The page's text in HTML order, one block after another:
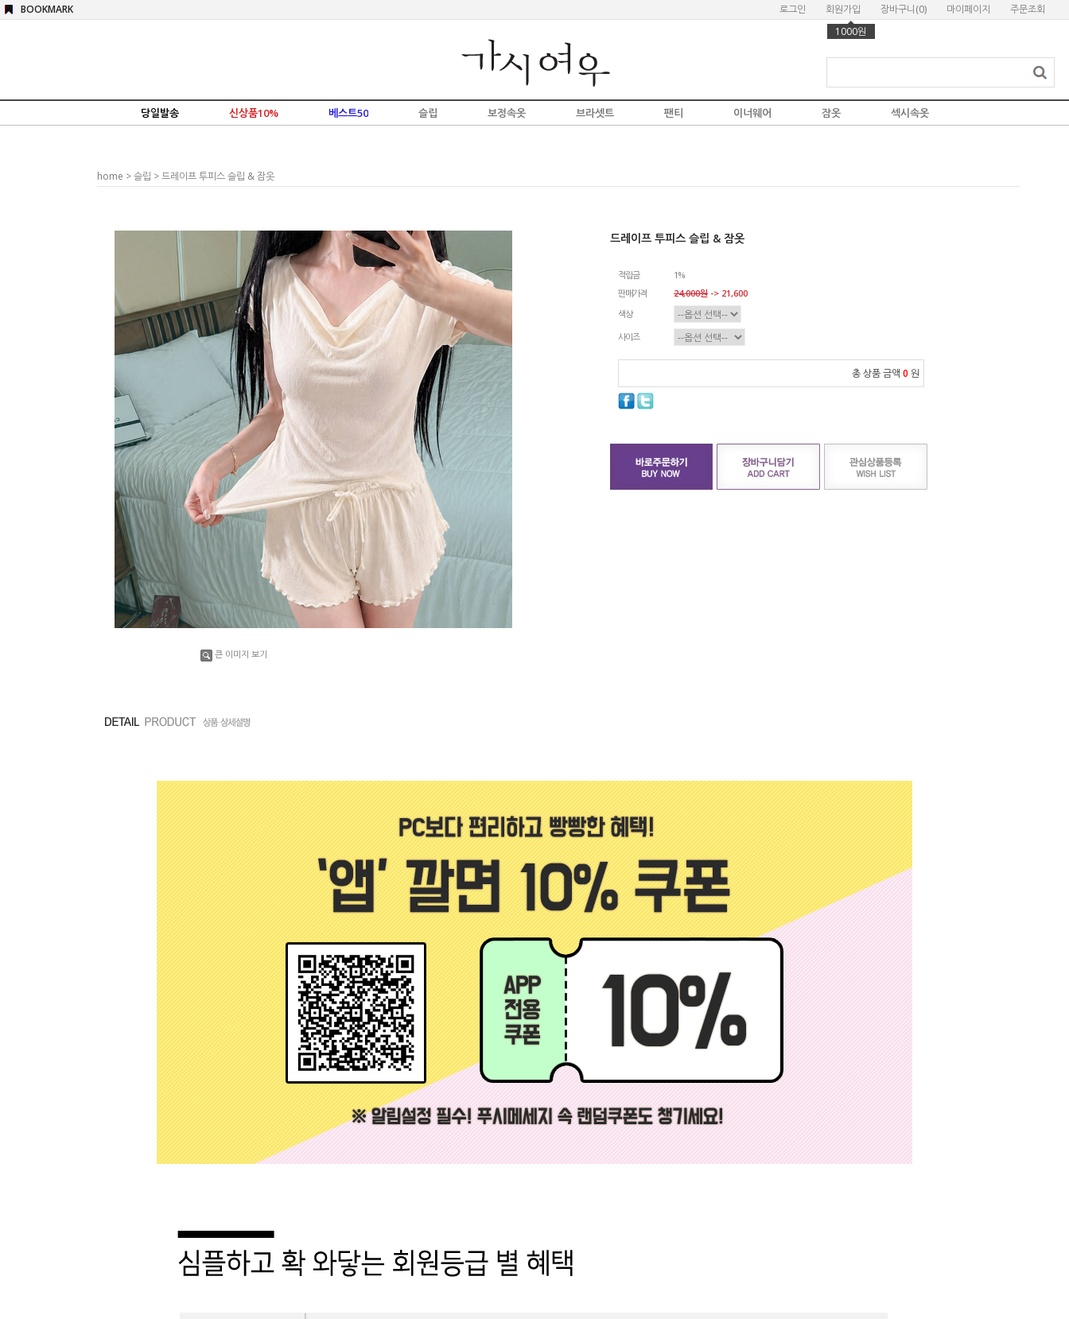
로그인
회원가입
1000원
장바구니(0) 마이페이지 주문조회
BOOKMARK
당일발송 신상품10% 베스트50 슬립 보정속옷 브라셋트 팬티 이너웨어 잠옷 섹시속옷
home >슬립 > 드레이프 투피스 슬립 & 잠옷
큰 이미지 보기
드레이프 투피스 슬립 & 잠옷
적립금
1%
판매가격
24,000원 -> 21,600
색상
사이즈
총 상품 금액 0 원